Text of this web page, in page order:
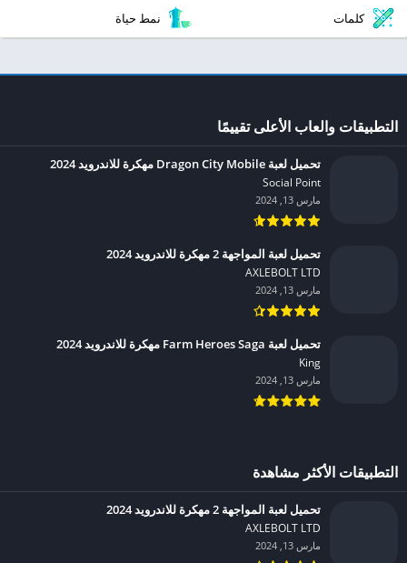
كلمات نمط حياة
التطبيقات والعاب الأعلى تقييمًا
تحميل لعبة Dragon City Mobile مهكرة للاندرويد 2024
Social Point‏
مارس 13, 2024
تحميل لعبة المواجهة 2 مهكرة للاندرويد 2024
AXLEBOLT LTD‏
مارس 13, 2024
تحميل لعبة Farm Heroes Saga مهكرة للاندرويد 2024
King‏
مارس 13, 2024
التطبيقات الأكثر مشاهدة
تحميل لعبة المواجهة 2 مهكرة للاندرويد 2024
AXLEBOLT LTD‏
مارس 13, 2024